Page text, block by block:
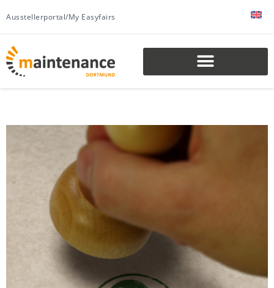
Ausstellerportal/My Easyfairs